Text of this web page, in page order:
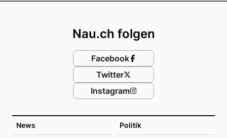
News Politik
Nau.ch folgen
Facebook
Twitter
Instagram